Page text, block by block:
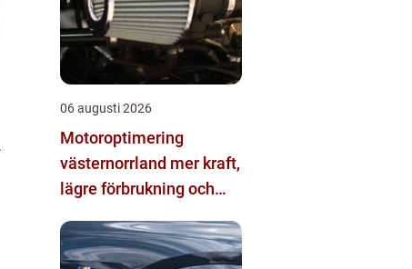
06 augusti 2026
Motoroptimering
västernorrland mer kraft,
lägre förbrukning och